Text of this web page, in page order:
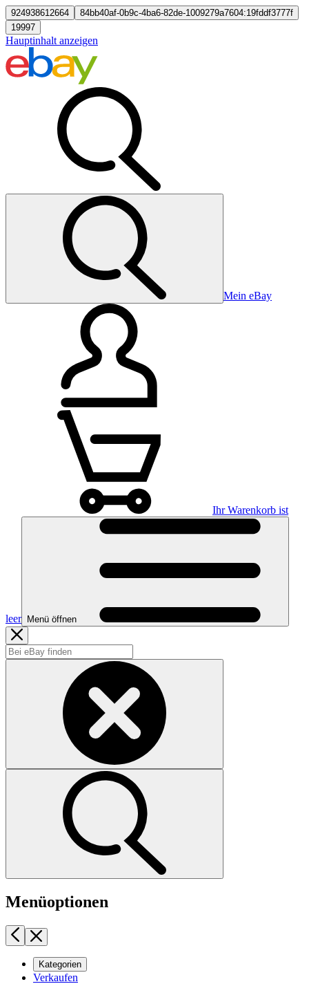
924938612664
84bb40af-0b9c-4ba6-82de-1009279a7604:19fddf3777f
19997
Hauptinhalt anzeigen
Mein eBay
Ihr Warenkorb ist
leer Menü öffnen
Menüoptionen
Kategorien
Verkaufen